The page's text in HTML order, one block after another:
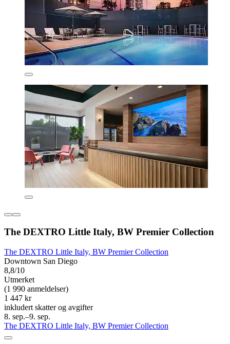
The DEXTRO Little Italy, BW Premier Collection
The DEXTRO Little Italy, BW Premier Collection
Downtown San Diego
8,8/10
Utmerket
(1 990 anmeldelser)
1 447 kr
inkludert skatter og avgifter
8. sep.–9. sep.
The DEXTRO Little Italy, BW Premier Collection